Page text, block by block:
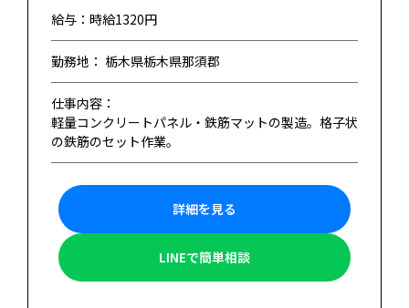
給与：時給1320円
勤務地： 栃木県栃木県那須郡
仕事内容：
軽量コンクリートパネル・鉄筋マットの製造。格子状
の鉄筋のセット作業。
詳細を見る
LINEで簡単相談